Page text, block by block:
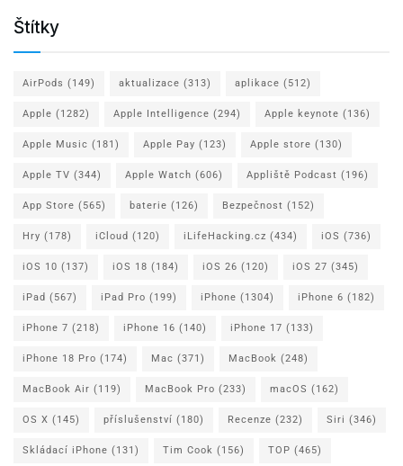
Štítky
AirPods (149) aktualizace (313) aplikace (512)
Apple (1282) Apple Intelligence (294) Apple keynote (136)
Apple Music (181) Apple Pay (123) Apple store (130)
Apple TV (344) Apple Watch (606) Appliště Podcast (196)
App Store (565) baterie (126) Bezpečnost (152)
Hry (178) iCloud (120) iLifeHacking.cz (434) iOS (736)
iOS 10 (137) iOS 18 (184) iOS 26 (120) iOS 27 (345)
iPad (567) iPad Pro (199) iPhone (1304) iPhone 6 (182)
iPhone 7 (218) iPhone 16 (140) iPhone 17 (133)
iPhone 18 Pro (174) Mac (371) MacBook (248)
MacBook Air (119) MacBook Pro (233) macOS (162)
OS X (145) příslušenství (180) Recenze (232) Siri (346)
Skládací iPhone (131) Tim Cook (156) TOP (465)